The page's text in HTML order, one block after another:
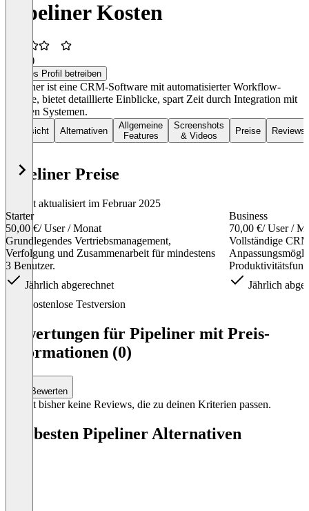
Pipeliner Kosten
(1)
Dieses Profil betreiben
Pipeliner ist eine CRM-Software mit automatisierter Workflow-
Engine, bietet detaillierte Einblicke, spart Zeit durch Integration mit
anderen Systemen.
Übersicht Alternativen
Allgemeine
Features
Screenshots
& Videos
Preise Reviews
Pipeliner Preise
Zuletzt aktualisiert im Februar 2025
Starter
50,00 €/ User / Monat
Grundlegendes Vertriebsmanagement,
Verfolgung und Zusammenarbeit für mindestens
3 Benutzer.
Jährlich abgerechnet
Business
70,00 €/ User /
Vollständige
Jährlich
Kostenlose Testversion
Bewertungen für Pipeliner mit Preis-
Informationen (0)
Bewerten
Es gibt bisher keine Reviews, die zu deinen Kriterien passen.
Die besten Pipeliner Alternativen